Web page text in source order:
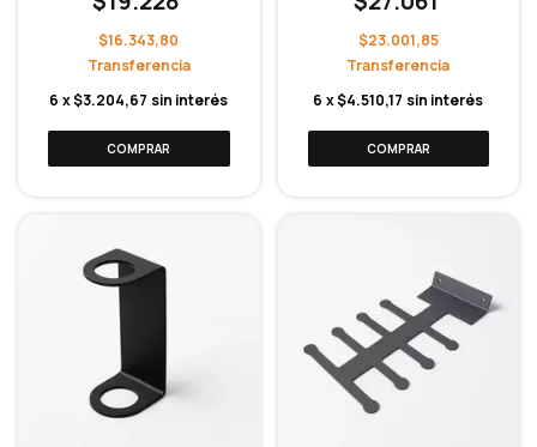
$16.343,80
6 x$3.204,67 sin interés
$23.001,85
6 x$4.510,17 sin interés